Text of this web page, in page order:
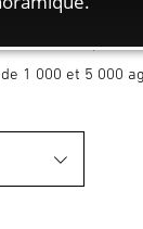
du matériau fixé.
manuelles,
1 000 et 5 000